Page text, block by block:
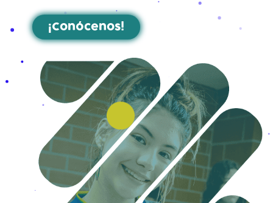
¡Conócenos!